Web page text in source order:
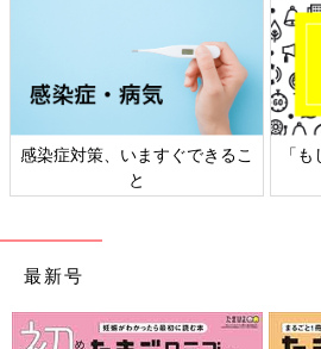
「もしものときの」赤ちゃん・
家族の防災
日
最新号